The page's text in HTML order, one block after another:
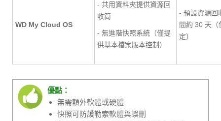
WD My Cloud OS
- 共用資料夾提供資源回
收筒
- 無進階快照系統（僅提
供基本檔案版本控制）
- 預設資源回
間約 30 天（
定）
優點：
無需額外軟體或硬體
快照可防護勒索軟體與誤刪